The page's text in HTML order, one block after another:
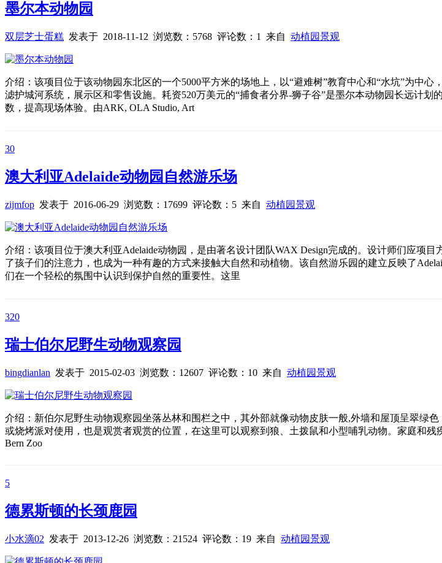
墨尔本动物园
双层芝士蛋糕 发表于 2018-11-12 浏览数：5768 评论数：1 来自 动植园景观
介绍：该项目位于该动物园东北区的一个5000平方米的场地上，以“避难树”教育中心和“水坑”为中
滤护城河系统，展示区和零售设施。耗资520万美元的“捕食者分界-狮子谷”是墨尔本动物园长远计
数，提高现场体验。由ARK, OLA Studio, Art
30
澳大利亚Adelaide动物园自然游乐场
zijmfop 发表于 2016-06-29 浏览数：17699 评论数：5 来自 动植园景观
介绍：该项目位于澳大利亚Adelaide动物园，是由著名设计团队WAX Design完成的。设计师们应项
了孩子们的注意力，也成为一种有趣的方式来接触大自然和动植物。该自然游乐园的建立反映了
们在一个轻松的氛围中认识到保护自然的重要性。这里
320
瑞士伯尔尼野生动物观察园
bingdianlan 发表于 2015-02-03 浏览数：12607 评论数：10 来自 动植园景观
介绍：新伯尔尼野生动物观察园坐落丛林和围栏之中，其外部就像动物皮肤一般,外墙和屋顶呈翠绿
或烧烤派对使用，也是观赏者观赏的位置，在这里可以观察到狼、土拨鼠和小型哺乳动物。家庭和残
Bern Zoo
5
德累斯顿的长颈鹿园
小水滴02 发表于 2013-12-26 浏览数：21524 评论数：19 来自 动植园景观